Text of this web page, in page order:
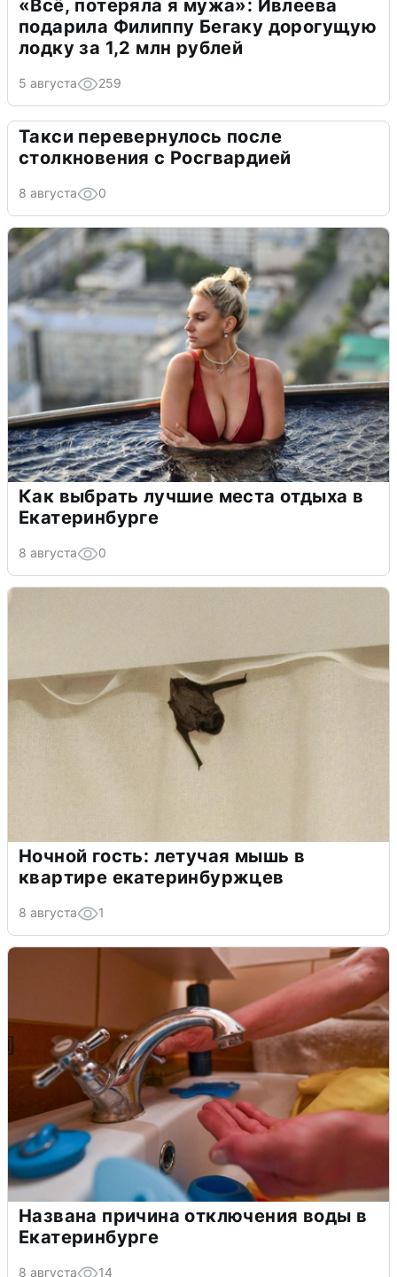
«Всё, потеряла я мужа»: Ивлеева
подарила Филиппу Бегаку дорогущую
лодку за 1,2 млн рублей
5 августа 259
Такси перевернулось после
столкновения с Росгвардией
8 августа 0
Как выбрать лучшие места отдыха в
Екатеринбурге
8 августа 0
Ночной гость: летучая мышь в
квартире екатеринбуржцев
8 августа 1
Названа причина отключения воды в
Екатеринбурге
8 августа 14